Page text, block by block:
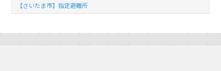
【さいたま市】指定避難所